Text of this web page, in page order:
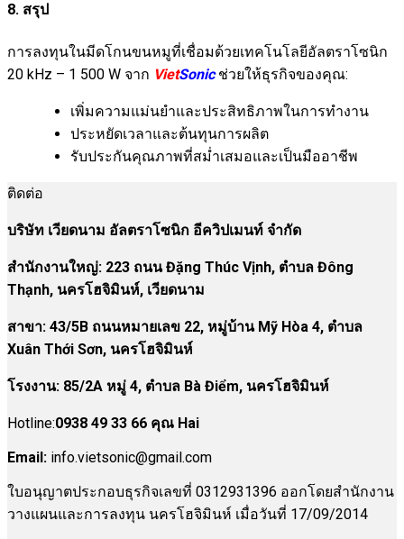
8. สรุป
การลงทุนในมีดโกนขนหมูที่เชื่อมด้วยเทคโนโลยีอัลตราโซนิก
20 kHz – 1 500 W จาก VietSonicช่วยให้ธุรกิจของคุณ:
เพิ่มความแม่นยำและประสิทธิภาพในการทำงาน
ประหยัดเวลาและต้นทุนการผลิต
รับประกันคุณภาพที่สม่ำเสมอและเป็นมืออาชีพ
ติดต่อ
บริษัท เวียดนาม อัลตราโซนิก อีควิปเมนท์ จำกัด
สำนักงานใหญ่: 223 ถนน Đặng Thúc Vịnh, ตำบล Đông
Thạnh, นครโฮจิมินห์, เวียดนาม
สาขา: 43/5B ถนนหมายเลข 22, หมู่บ้าน Mỹ Hòa 4, ตำบล
Xuân Thới Sơn, นครโฮจิมินห์
โรงงาน: 85/2A หมู่ 4, ตำบล Bà Điểm, นครโฮจิมินห์
Hotline:0938 49 33 66 คุณ Hai
Email: info.vietsonic@gmail.com
ใบอนุญาตประกอบธุรกิจเลขที่ 0312931396 ออกโดยสำนักงาน
วางแผนและการลงทุน นครโฮจิมินห์ เมื่อวันที่ 17/09/2014